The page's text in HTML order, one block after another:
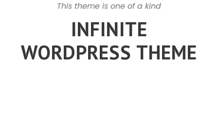
This theme is one of a kind
INFINITE
WORDPRESS THEME